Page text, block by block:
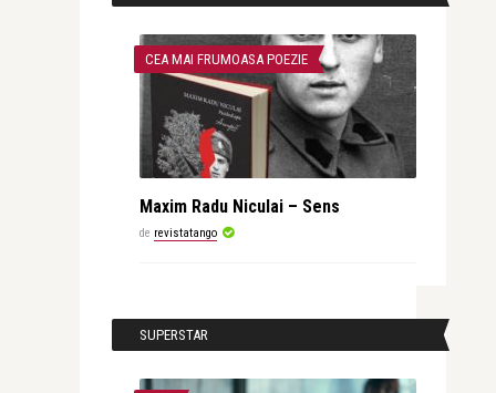
CEA MAI FRUMOASA POEZIE
Maxim Radu Niculai – Sens
de revistatango
SUPERSTAR